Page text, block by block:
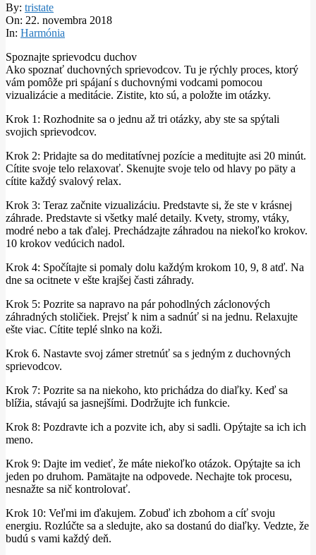
By: tristate
On: 22. novembra 2018
In: Harmónia
Spoznajte sprievodcu duchov
Ako spoznať duchovných sprievodcov. Tu je rýchly proces, ktorý
vám pomôže pri spájaní s duchovnými vodcami pomocou
vizualizácie a meditácie. Zistite, kto sú, a položte im otázky.
Krok 1: Rozhodnite sa o jednu až tri otázky, aby ste sa spýtali
svojich sprievodcov.
Krok 2: Pridajte sa do meditatívnej pozície a meditujte asi 20 minút.
Cítite svoje telo relaxovať. Skenujte svoje telo od hlavy po päty a
cítite každý svalový relax.
Krok 3: Teraz začnite vizualizáciu. Predstavte si, že ste v krásnej
záhrade. Predstavte si všetky malé detaily. Kvety, stromy, vtáky,
modré nebo a tak ďalej. Prechádzajte záhradou na niekoľko krokov.
10 krokov vedúcich nadol.
Krok 4: Spočítajte si pomaly dolu každým krokom 10, 9, 8 atď. Na
dne sa ocitnete v ešte krajšej časti záhrady.
Krok 5: Pozrite sa napravo na pár pohodlných záclonových
záhradných stoličiek. Prejsť k nim a sadnúť si na jednu. Relaxujte
ešte viac. Cítite teplé slnko na koži.
Krok 6. Nastavte svoj zámer stretnúť sa s jedným z duchovných
sprievodcov.
Krok 7: Pozrite sa na niekoho, kto prichádza do diaľky. Keď sa
blížia, stávajú sa jasnejšími. Dodržujte ich funkcie.
Krok 8: Pozdravte ich a pozvite ich, aby si sadli. Opýtajte sa ich ich
meno.
Krok 9: Dajte im vedieť, že máte niekoľko otázok. Opýtajte sa ich
jeden po druhom. Pamätajte na odpovede. Nechajte tok procesu,
nesnažte sa nič kontrolovať.
Krok 10: Veľmi im ďakujem. Zobuď ich zbohom a cíť svoju
energiu. Rozlúčte sa a sledujte, ako sa dostanú do diaľky. Vedzte, že
budú s vami každý deň.